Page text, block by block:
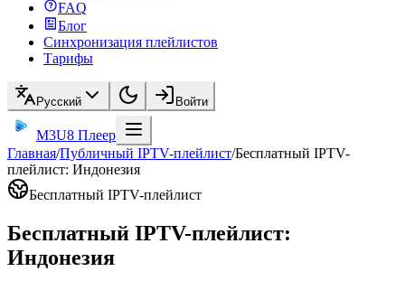
FAQ
Блог
Синхронизация плейлистов
Тарифы
Русский Войти
M3U8 Плеер
Главная/Публичный IPTV-плейлист/Бесплатный IPTV-
плейлист: Индонезия
Бесплатный IPTV-плейлист
Бесплатный IPTV-плейлист:
Индонезия